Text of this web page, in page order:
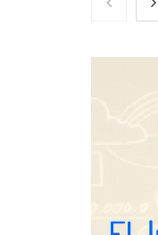
Toro
una
hasta el